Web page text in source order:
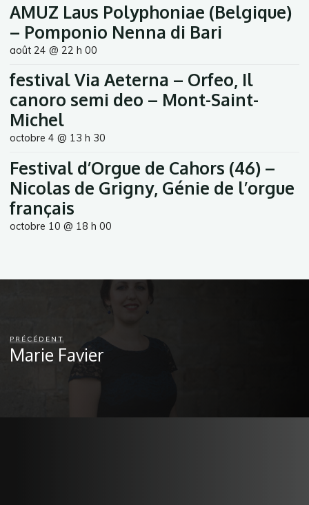
AMUZ Laus Polyphoniae (Belgique)
– Pomponio Nenna di Bari
août 24 @ 22 h 00
festival Via Aeterna – Orfeo, Il
canoro semi deo – Mont-Saint-
Michel
octobre 4 @ 13 h 30
Festival d’Orgue de Cahors (46) –
Nicolas de Grigny, Génie de l’orgue
français
octobre 10 @ 18 h 00
PRÉCÉDENT
Marie Favier